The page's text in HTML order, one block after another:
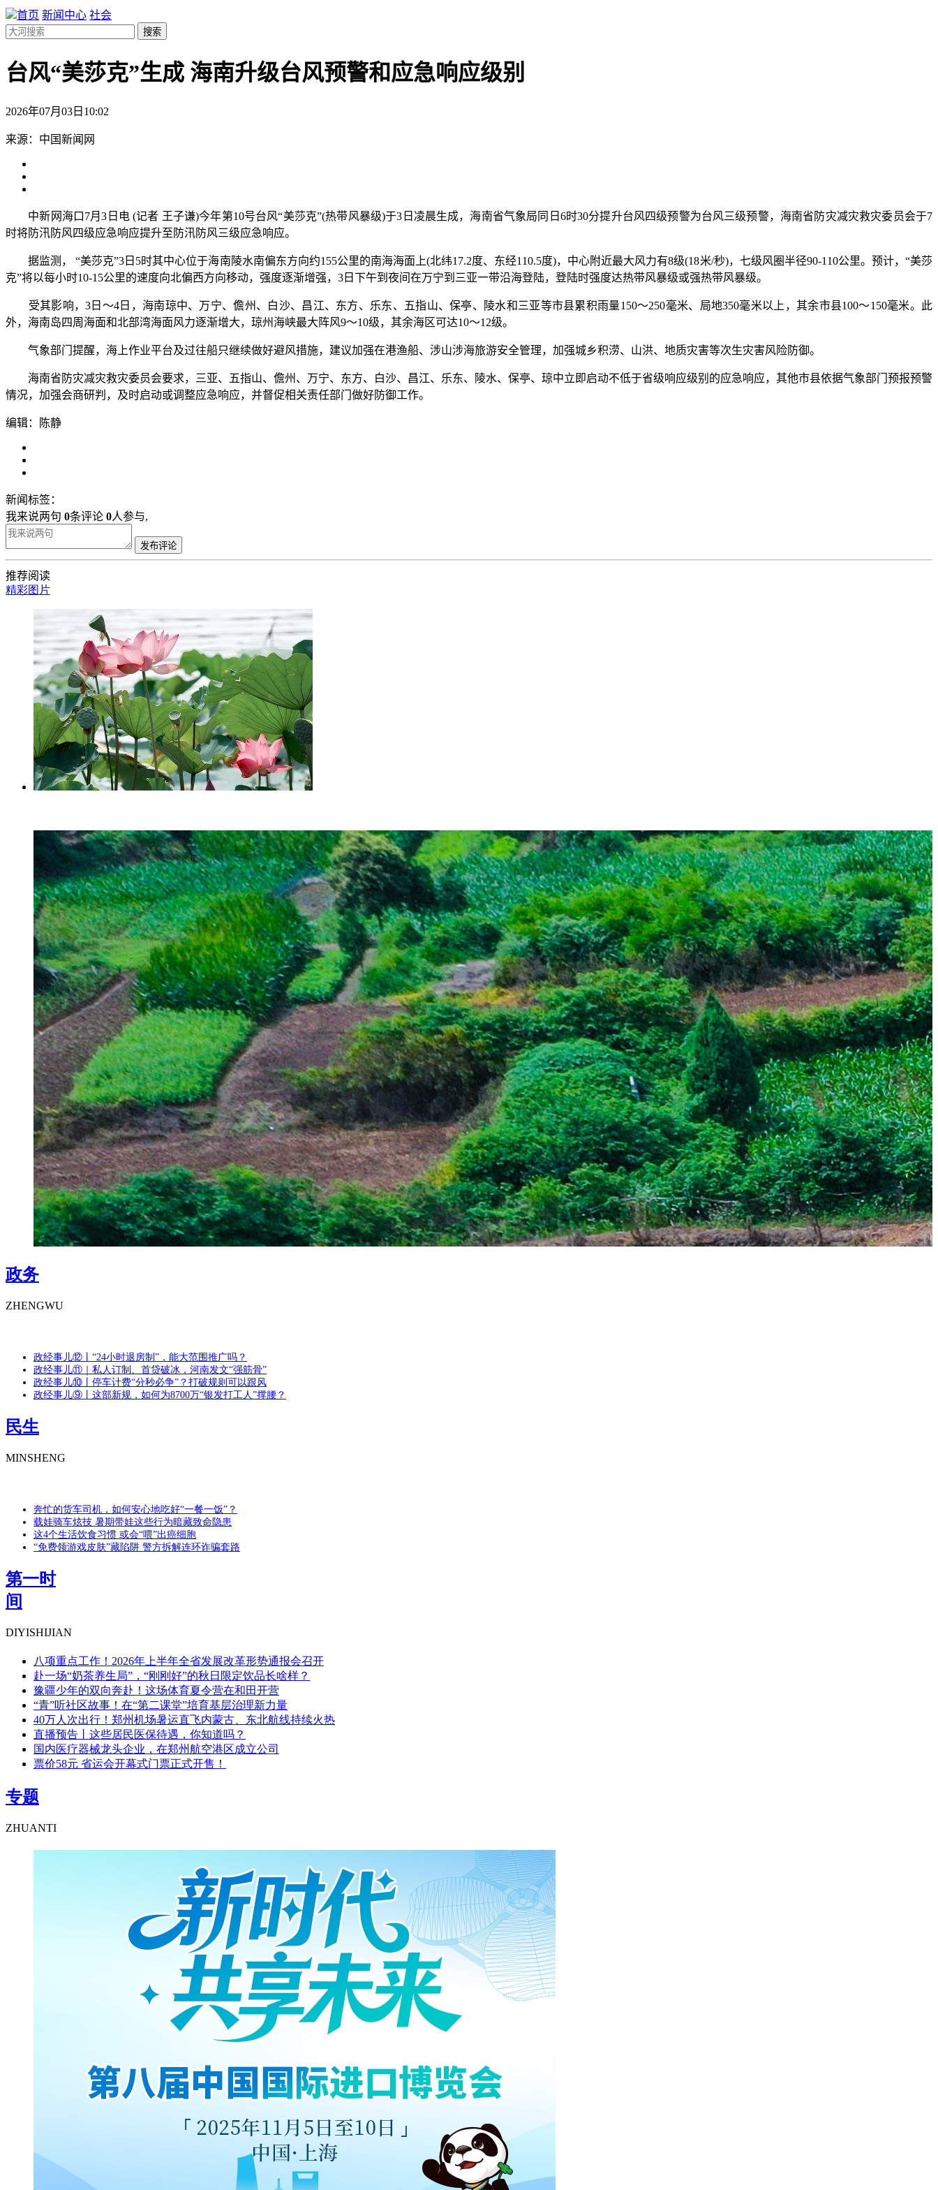
首页 新闻中心 社会
搜索
台风“美莎克”生成 海南升级台风预警和应急响应级别
2026年07月03日10:02
来源：中国新闻网
中新网海口7月3日电 (记者 王子谦)今年第10号台风“美莎克”(热带风暴级)于3日凌晨生成，海南省气象局同日6时30分提升台风四级预警为台风三级预警，海南省防灾减灾救灾委员会于7
时将防汛防风四级应急响应提升至防汛防风三级应急响应。
据监测， “美莎克”3日5时其中心位于海南陵水南偏东方向约155公里的南海海面上(北纬17.2度、东经110.5度)，中心附近最大风力有8级(18米/秒)，七级风圈半径90-110公里。预计，“美莎
克”将以每小时10-15公里的速度向北偏西方向移动，强度逐渐增强，3日下午到夜间在万宁到三亚一带沿海登陆，登陆时强度达热带风暴级或强热带风暴级。
受其影响，3日～4日，海南琼中、万宁、儋州、白沙、昌江、东方、乐东、五指山、保亭、陵水和三亚等市县累积雨量150～250毫米、局地350毫米以上，其余市县100～150毫米。此
外，海南岛四周海面和北部湾海面风力逐渐增大，琼州海峡最大阵风9～10级，其余海区可达10～12级。
气象部门提醒，海上作业平台及过往船只继续做好避风措施，建议加强在港渔船、涉山涉海旅游安全管理，加强城乡积涝、山洪、地质灾害等次生灾害风险防御。
海南省防灾减灾救灾委员会要求，三亚、五指山、儋州、万宁、东方、白沙、昌江、乐东、陵水、保亭、琼中立即启动不低于省级响应级别的应急响应，其他市县依据气象部门预报预警
情况，加强会商研判，及时启动或调整应急响应，并督促相关责任部门做好防御工作。
编辑：陈静
新闻标签：
我来说两句 0条评论 0人参与,
发布评论
推荐阅读